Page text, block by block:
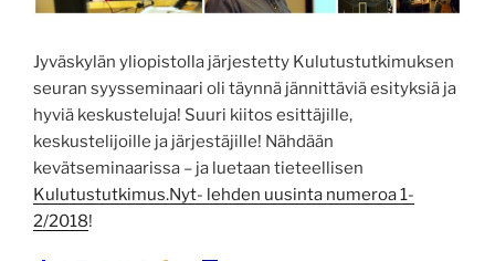
Jyväskylän yliopistolla järjestetty Kulutustutkimuksen
seuran syysseminaari oli täynnä jännittäviä esityksiä ja
hyviä keskusteluja! Suuri kiitos esittäjille,
keskustelijoille ja järjestäjille! Nähdään
kevätseminaarissa – ja luetaan tieteellisen
Kulutustutkimus.Nyt- lehden uusinta numeroa 1-
2/2018!